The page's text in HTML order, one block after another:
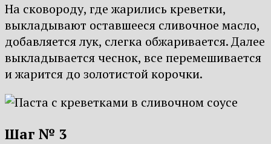
На сковороду, где жарились креветки,
выкладывают оставшееся сливочное масло,
добавляется лук, слегка обжаривается. Далее
выкладывается чеснок, все перемешивается
и жарится до золотистой корочки.
Шаг № 3